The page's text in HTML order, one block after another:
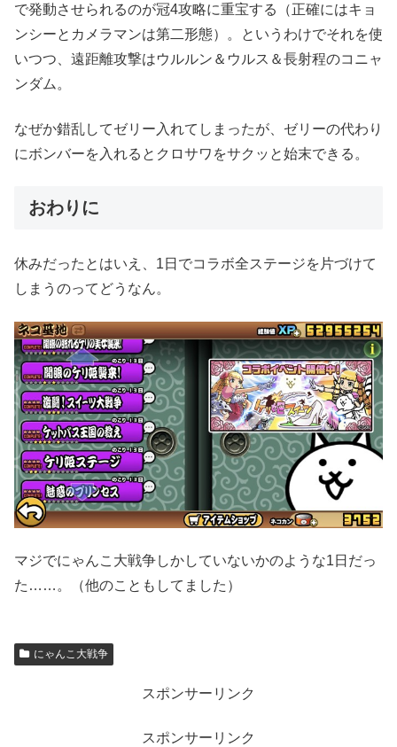
で発動させられるのが冠4攻略に重宝する（正確にはキョ
ンシーとカメラマンは第二形態）。というわけでそれを使
いつつ、遠距離攻撃はウルルン＆ウルス＆長射程のコニャ
ンダム。
なぜか錯乱してゼリー入れてしまったが、ゼリーの代わり
にボンバーを入れるとクロサワをサクッと始末できる。
おわりに
休みだったとはいえ、1日でコラボ全ステージを片づけて
しまうのってどうなん。
マジでにゃんこ大戦争しかしていないかのような1日だっ
た……。（他のこともしてました）
にゃんこ大戦争
スポンサーリンク
スポンサーリンク